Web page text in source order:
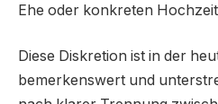
Ehe oder konkreten
Diese Diskretion ist in der
bemerkenswert und